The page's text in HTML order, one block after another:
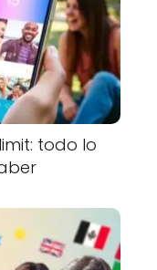
todo lo